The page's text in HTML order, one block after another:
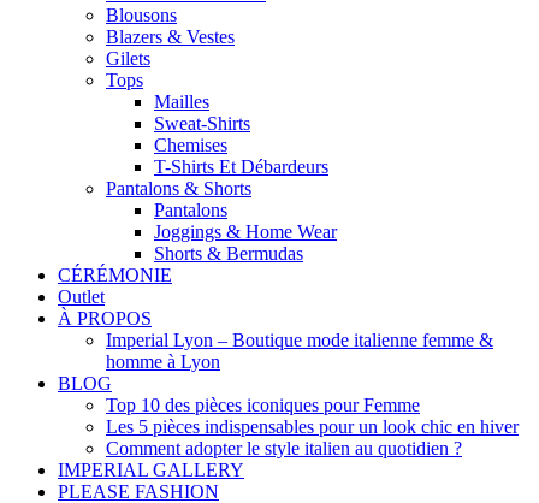
Blousons
Blazers & Vestes
Gilets
Tops
Mailles
Sweat-Shirts
Chemises
T-Shirts Et Débardeurs
Pantalons & Shorts
Pantalons
Joggings & Home Wear
Shorts & Bermudas
CÉRÉMONIE
Outlet
À PROPOS
Imperial Lyon – Boutique mode italienne femme &
homme à Lyon
BLOG
Top 10 des pièces iconiques pour Femme
Les 5 pièces indispensables pour un look chic en hiver
Comment adopter le style italien au quotidien ?
IMPERIAL GALLERY
PLEASE FASHION